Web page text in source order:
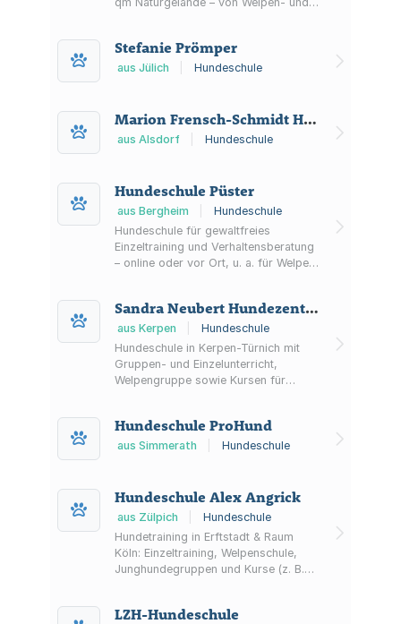
Workshops.
Stefanie Prömper
aus Jülich Hundeschule
Marion Frensch-Schmidt Hundeschule
aus Alsdorf Hundeschule
Hundeschule Püster
aus Bergheim
Hundeschule
Hundeschule für gewaltfreies
Einzeltraining und Verhaltensberatung
– online oder vor Ort, u. a. für Welpen,
Trennungsstress.
Sandra Neubert Hundezentrum Kerpen
aus Kerpen
Hundeschule
Hundeschule in Kerpen-Türnich mit
Gruppen- und Einzelunterricht,
Welpengruppe sowie Kursen für
Hundeführerschein und Wesenstest.
Hundeschule ProHund
aus Simmerath Hundeschule
Hundeschule Alex Angrick
aus Zülpich
Hundeschule
Hundetraining in Erftstadt & Raum
Köln: Einzeltraining, Welpenschule,
Junghundegruppen und Kurse (z. B.
Weilerswist und Zülpich.
LZH-Hundeschule